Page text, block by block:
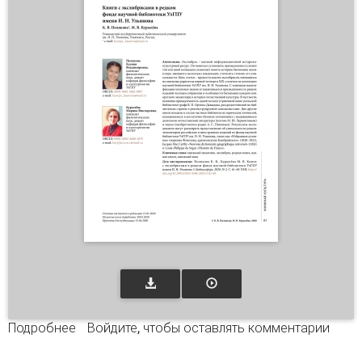
Подробнее о Книги с экслибрисами в редком фонде
Войдите, чтобы оставлять комментарии